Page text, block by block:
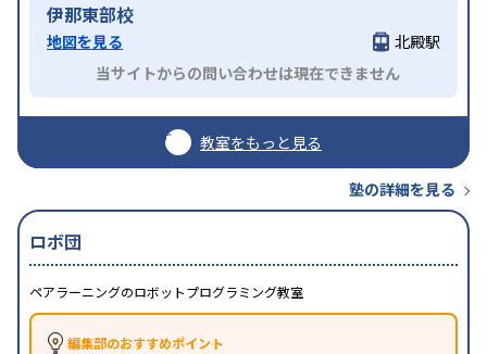
伊那東部校
地図を見る
北殿駅
当サイトからの問い合わせは現在できません
教室をもっと見る
塾の詳細を見る
ロボ団
ペアラーニングのロボットプログラミング教室
編集部のおすすめポイント